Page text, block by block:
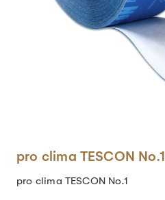
pro clima TESCON No.1
pro clima TESCON No.1